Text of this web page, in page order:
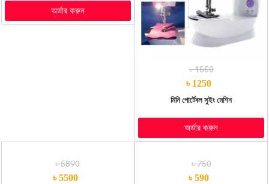
অর্ডার করুন
৳ 1250
৳ 1550
মিনি পোর্টেবল সুইং মেশিন
অর্ডার করুন
৳ 5500
৳ 5890
৳ 590
৳ 750